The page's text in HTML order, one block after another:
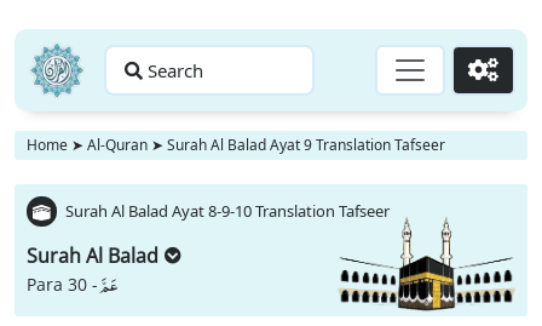
Search Go
Home ➤ Al-Quran ➤ Surah Al Balad Ayat 9 Translation Tafseer
Surah Al Balad Ayat 8-9-10 Translation Tafseer
Surah Al Balad
Para 30 -عَمَّ